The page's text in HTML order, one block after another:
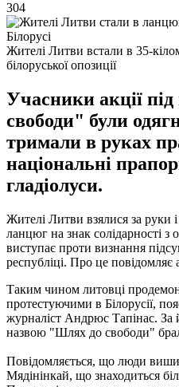
304
Жителі Литви встали в 35-
білоруської опозиції
Учасники акції
свободи" були
тримали в руках
національні
гладіолуси.
Жителі Литви взялися за руки
ланцюг на знак солідарності з
виступає проти визнання
республіці. Про це повідомляє
Таким чином литовці
протестуючими в Білорусії,
журналіст Андрюс Тапінас. За
назвою "Шлях до свободи"
Повідомляється, що люди
Мядінінкай, що знаходиться